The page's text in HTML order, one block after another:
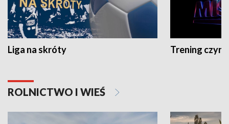
Liga na skróty Trening czyni
ROLNICTWO I WIEŚ